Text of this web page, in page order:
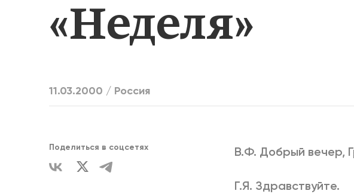
ЕДИНСТВЕННЫЙ ВЫХОД
«Неделя»
11.03.2000 / Россия
Поделиться в соцсетях В.Ф. Добрый вечер,
Г.Я. Здравствуйте.